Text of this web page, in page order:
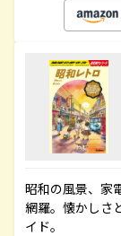
昭和の風景、家
網羅。懐かしさ
イド。